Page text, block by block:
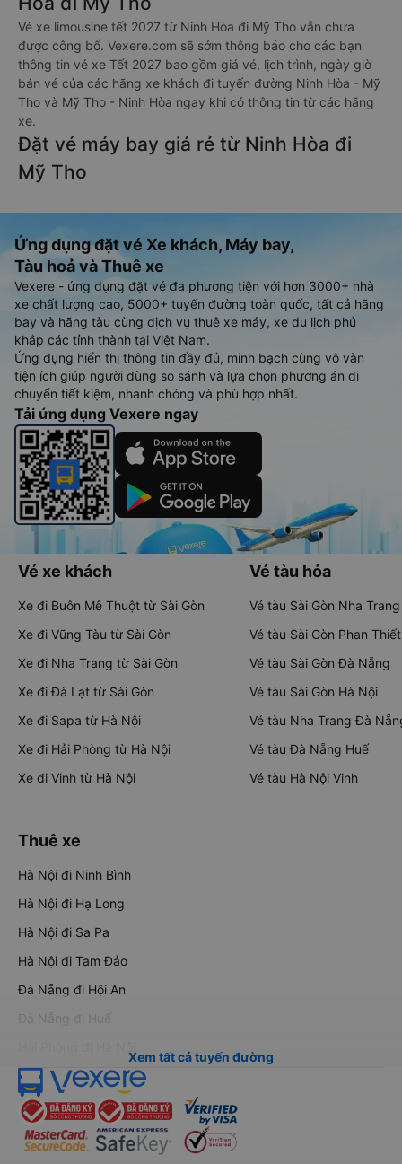
Vé xe limousine tết 2027 từ Ninh Hòa đi Mỹ Tho vẫn chưa
được công bố. Vexere.com sẽ sớm thông báo cho các bạn
thông tin vé xe Tết 2027 bao gồm giá vé, lịch trình, ngày giờ
bán vé của các hãng xe khách đi tuyến đường Ninh Hòa - Mỹ
Tho và Mỹ Tho - Ninh Hòa ngay khi có thông tin từ các hãng
xe.
Đặt vé máy bay giá rẻ từ Ninh Hòa đi
Mỹ Tho
Ứng dụng đặt vé Xe khách, Máy bay,
Tàu hoả và Thuê xe
Vexere - ứng dụng đặt vé đa phương tiện với hơn 3000+ nhà
xe chất lượng cao, 5000+ tuyến đường toàn quốc, tất cả hãng
bay và hãng tàu cùng dịch vụ thuê xe máy, xe du lịch phủ
khắp các tỉnh thành tại Việt Nam.
Ứng dụng hiển thị thông tin đầy đủ, minh bạch cùng vô vàn
tiện ích giúp người dùng so sánh và lựa chọn phương án di
chuyển tiết kiệm, nhanh chóng và phù hợp nhất.
Tải ứng dụng Vexere ngay
Vé xe khách
Xe đi Buôn Mê Thuột từ Sài Gòn
Xe đi Vũng Tàu từ Sài Gòn
Xe đi Nha Trang từ Sài Gòn
Xe đi Đà Lạt từ Sài Gòn
Xe đi Sapa từ Hà Nội
Xe đi Hải Phòng từ Hà Nội
Xe đi Vinh từ Hà Nội
Vé tàu hỏa
Vé tàu Sài Gòn Nha Trang
Vé tàu Sài Gòn Phan Thiết
Vé tàu Sài Gòn Đà Nẵng
Vé tàu Sài Gòn Hà Nội
Vé tàu Nha Trang Đà
Vé tàu Đà Nẵng Huế
Vé tàu Hà Nội Vinh
Thuê xe
Hà Nội đi Ninh Bình
Hà Nội đi Hạ Long
Hà Nội đi Sa Pa
Hà Nội đi Tam Đảo
Đà Nẵng đi Hội An
Đà Nẵng đi Huế
Xem tất cả tuyến đường